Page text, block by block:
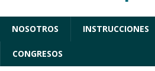
NOSOTROS INSTRUCCIONES
CONGRESOS